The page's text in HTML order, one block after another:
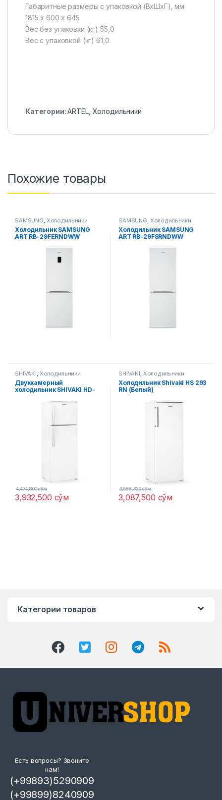
Габаритные размеры с упаковкой (ВхШхГ), мм
1815 x 600 x 645
Вес без упаковки (кг) 55,0
Вес с упаковкой (кг) 61,0
Категории:ARTEL, Холодильники
Похожие товары
SAMSUNG, Холодильники
Холодильник SAMSUNG
ART RB-29FERNDWW
SAMSUNG, Холодильники
Холодильник SAMSUNG
ART RB-29FSRNDWW
SHIVAKI, Холодильники
Двухкамерный
холодильник SHIVAKI HD-
3,932,500 сўм
4,474,800сўм
SHIVAKI, Холодильники
Холодильник Shivaki HS 293
RN (Белый)
3,087,500 сўм
3,688,320сўм
Категории товаров
Есть вопросы? Звоните
нам!
(+99893)5290909
(+99899)8240909